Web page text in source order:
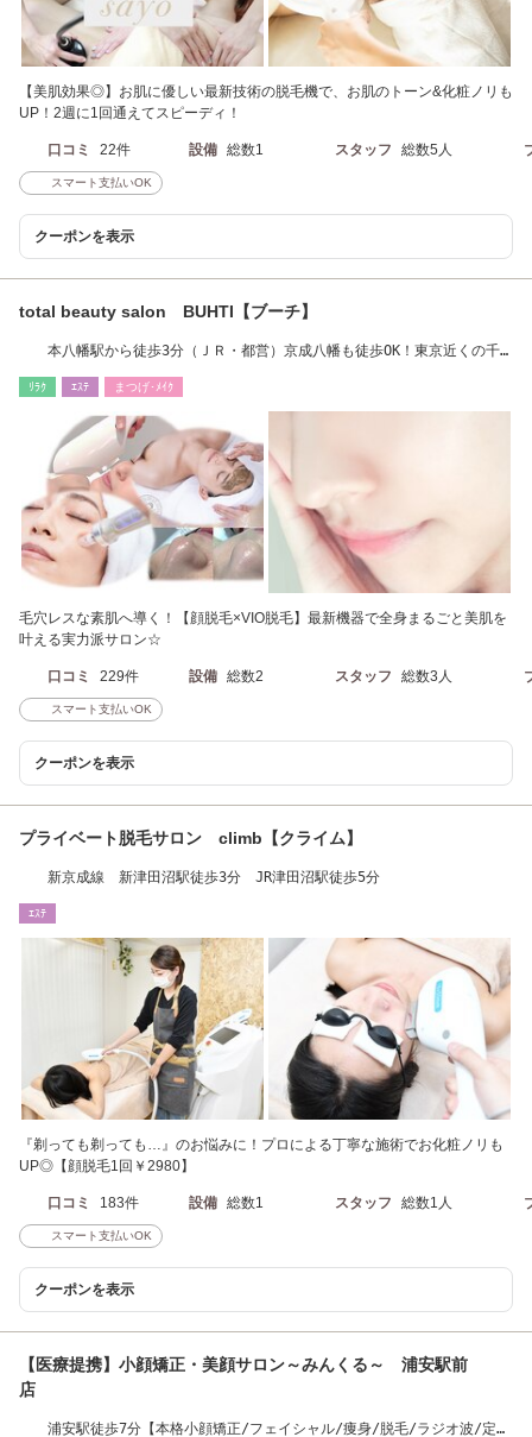
【美肌効果◎】お肌に優しい最新技術の脱毛機で、お肌のトーン&化粧ノリも
UP！2週に1回通えてスピーディ！
口コミ 22件 設備 総数1 スタッフ 総数5人
スマート支払いOK
クーポンを表示
total beauty salon BUHTI【ブーチ】
本八幡駅から徒歩3分（ＪＲ・都営）京成八幡も徒歩OK！東京近くの千
ﾘﾗｸ ｴｽﾃ まつげ･ﾒｲｸ
毛穴レスな素肌へ導く！【顔脱毛×VIO脱毛】最新機器で全身まるごと美肌を
叶える実力派サロン☆
口コミ 229件 設備 総数2 スタッフ 総数3人
スマート支払いOK
クーポンを表示
プライベート脱毛サロン climb【クライム】
新京成線 新津田沼駅徒歩3分 JR津田沼駅徒歩5分
ｴｽﾃ
『剃っても剃っても…』のお悩みに！プロによる丁寧な施術でお化粧ノリも
UP◎【顔脱毛1回￥2980】
口コミ 183件 設備 総数1 スタッフ 総数1人
スマート支払いOK
クーポンを表示
【医療提携】小顔矯正・美顔サロン～みんくる～ 浦安駅前
店
浦安駅徒歩7分【本格小顔矯正/フェイシャル/痩身/脱毛/ラジオ波/定額